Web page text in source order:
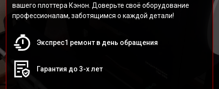
вашего плоттера Кэнон. Доверьте своё оборудование
профессионалам, заботящимся о каждой детали!
Экспрес1 ремонт в день обращения
Гарантия до 3-х лет